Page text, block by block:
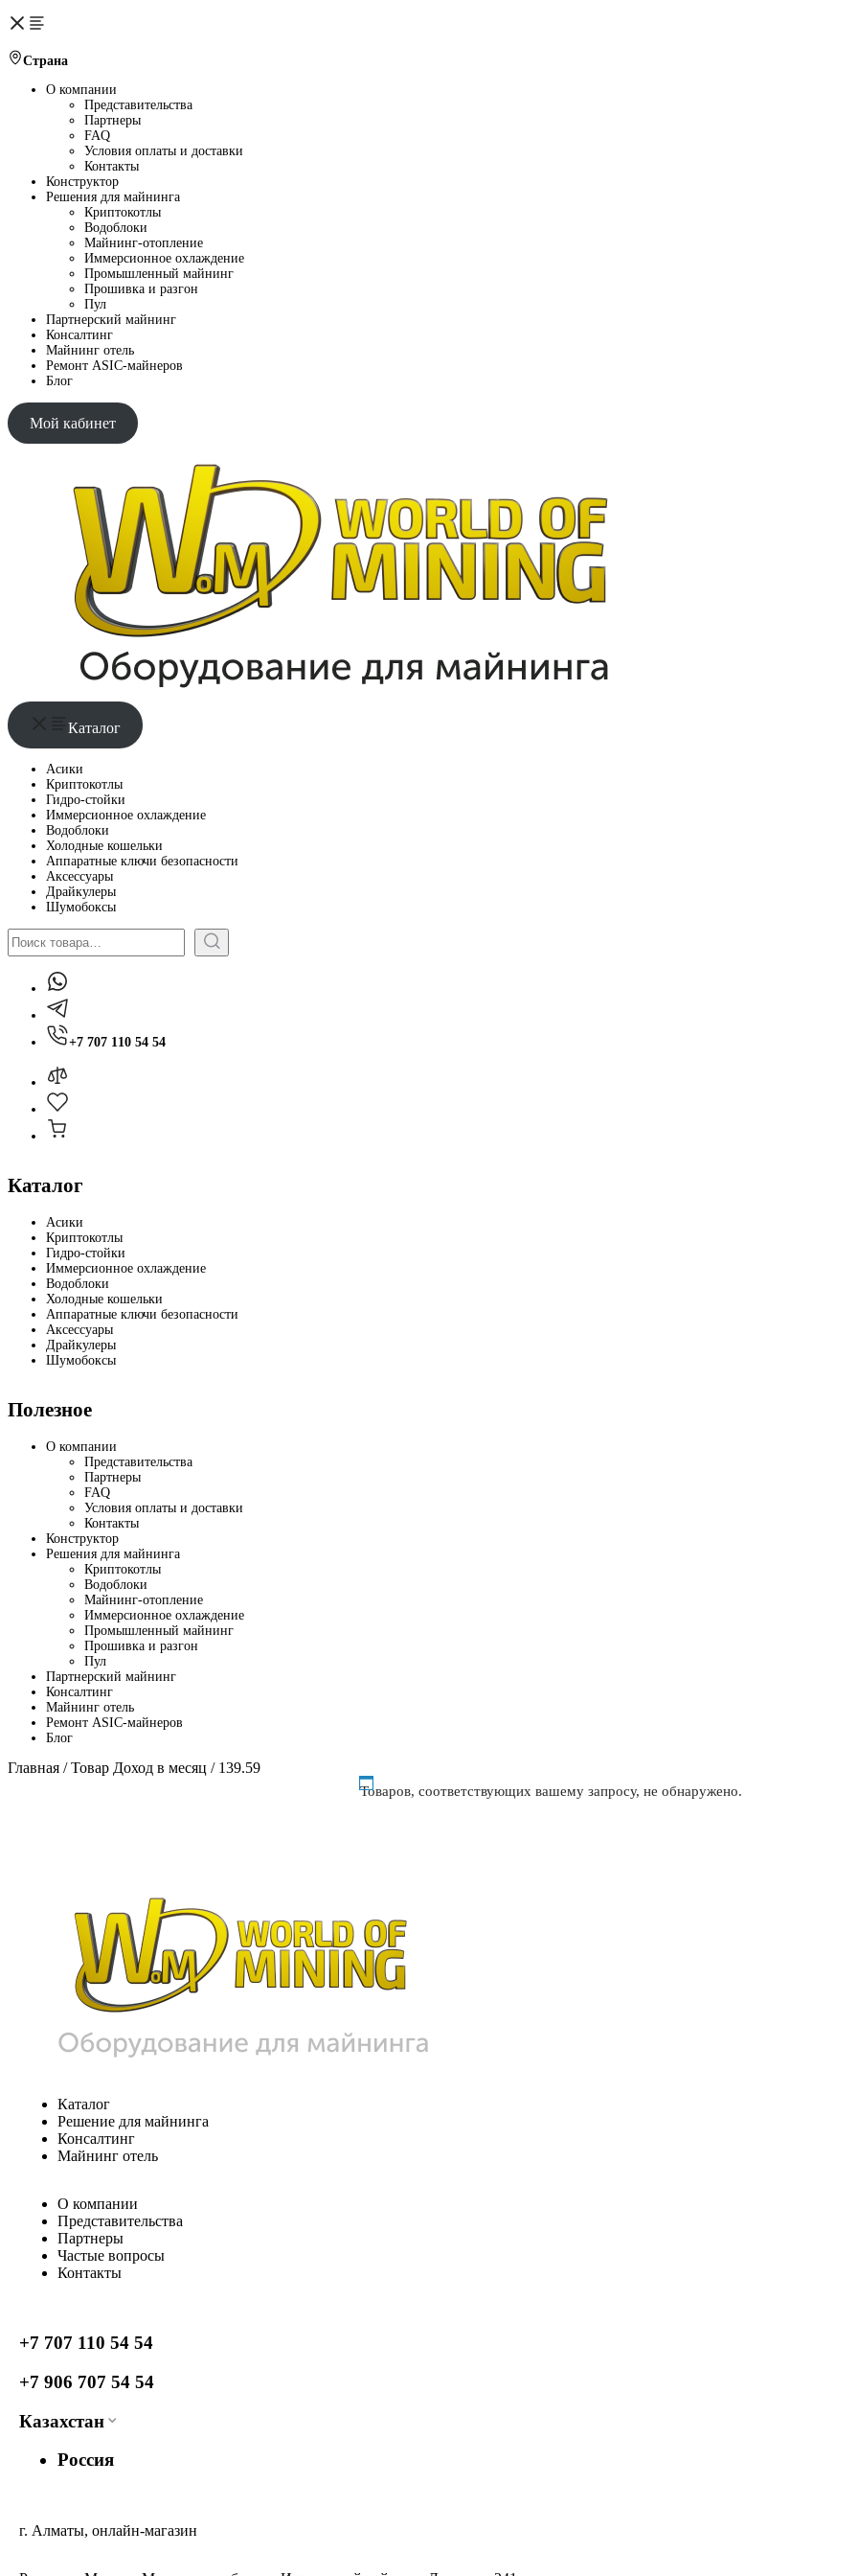
Страна
О компании
Представительства
Партнеры
FAQ
Условия оплаты и доставки
Контакты
Конструктор
Решения для майнинга
Криптокотлы
Водоблоки
Майнинг-отопление
Иммерсионное охлаждение
Промышленный майнинг
Прошивка и разгон
Пул
Партнерский майнинг
Консалтинг
Майнинг отель
Ремонт ASIC-майнеров
Блог
Мой кабинет
Каталог
Асики
Криптокотлы
Гидро-стойки
Иммерсионное охлаждение
Водоблоки
Холодные кошельки
Аппаратные ключи безопасности
Аксессуары
Драйкулеры
Шумобоксы
Поиск
+7 707 110 54 54
Каталог
Асики
Криптокотлы
Гидро-стойки
Иммерсионное охлаждение
Водоблоки
Холодные кошельки
Аппаратные ключи безопасности
Аксессуары
Драйкулеры
Шумобоксы
Полезное
О компании
Представительства
Партнеры
FAQ
Условия оплаты и доставки
Контакты
Конструктор
Решения для майнинга
Криптокотлы
Водоблоки
Майнинг-отопление
Иммерсионное охлаждение
Промышленный майнинг
Прошивка и разгон
Пул
Партнерский майнинг
Консалтинг
Майнинг отель
Ремонт ASIC-майнеров
Блог
Главная / Товар Доход в месяц / 139.59
Товаров, соответствующих вашему запросу, не обнаружено.
Каталог
Решение для майнинга
Консалтинг
Майнинг отель
О компании
Представительства
Партнеры
Частые вопросы
Контакты
+7 707 110 54 54
+7 906 707 54 54
Казахстан
Россия
г. Алматы, онлайн-магазин